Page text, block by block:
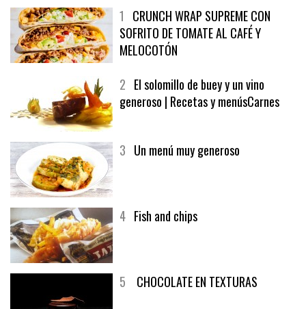
1CRUNCH WRAP SUPREME CON
SOFRITO DE TOMATE AL CAFÉ Y
MELOCOTÓN
2El solomillo de buey y un vino